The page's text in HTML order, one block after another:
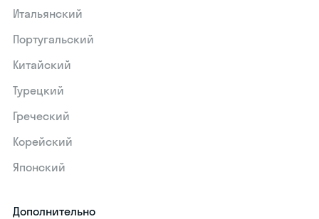
Итальянский
Португальский
Китайский
Турецкий
Греческий
Корейский
Японский
Дополнительно